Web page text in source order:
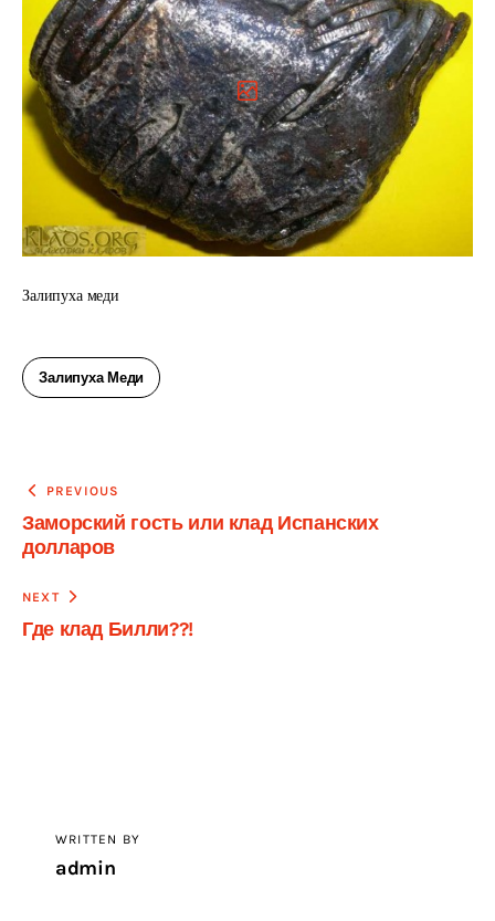
Залипуха меди
Залипуха Меди
Навигация
по
записям
PREVIOUS
Заморский гость или клад Испанских
долларов
NEXT
Где клад Билли??!
WRITTEN BY
admin